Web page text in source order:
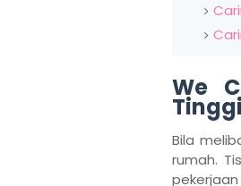
We
Tinggi
Bila
rumah.